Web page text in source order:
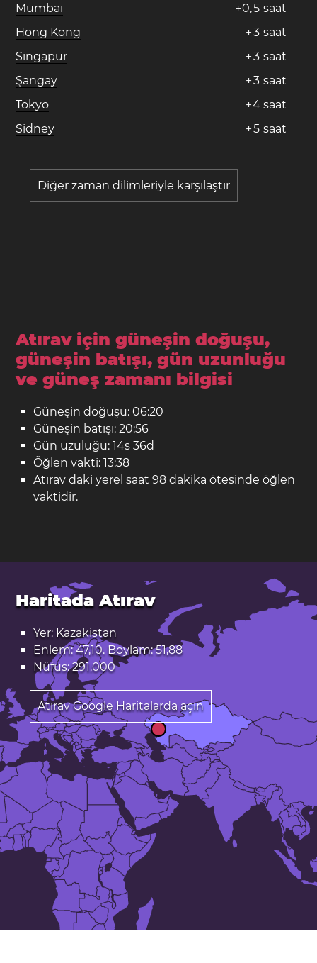
Mumbai
+0,5 saat
Hong Kong
+3 saat
Singapur
+3 saat
Şangay
+3 saat
Tokyo
+4 saat
Sidney
+5 saat
Diğer zaman dilimleriyle karşılaştır
Atırav için güneşin doğuşu,
güneşin batışı, gün uzunluğu
ve güneş zamanı bilgisi
Güneşin doğuşu: 06:20
Güneşin batışı: 20:56
Gün uzuluğu: 14s 36d
Öğlen vakti: 13:38
Atırav daki yerel saat 98 dakika ötesinde öğlen
vaktidir.
Haritada Atırav
Yer: Kazakistan
Enlem: 47,10. Boylam: 51,88
Nüfus: 291.000
Atırav Google Haritalarda açın